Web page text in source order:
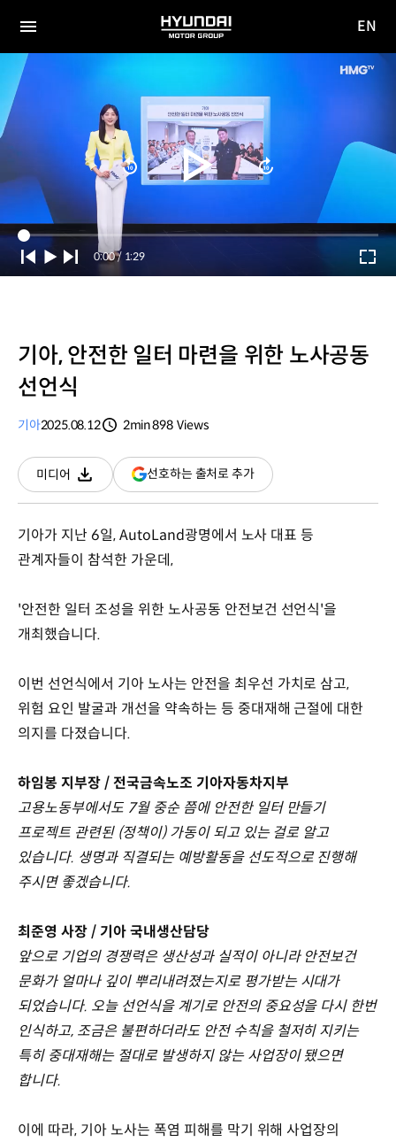
전체
HYUNDAI
MOTOR
사이
EN
Current
Time
0:00 / Duration
1:29
기아, 안전한 일터 마련을 위한 노사공동
선언식
기아2025.08.12
2min898 Views
미디어
다운로드
선호하는 출처로 추가(새
창
기아가 지난 6일, AutoLand광명에서 노사 대표 등
관계자들이 참석한 가운데,
'안전한 일터 조성을 위한 노사공동 안전보건 선언식'을
개최했습니다.
이번 선언식에서 기아 노사는 안전을 최우선 가치로 삼고,
위험 요인 발굴과 개선을 약속하는 등 중대재해 근절에 대한
의지를 다졌습니다.
하임봉 지부장 / 전국금속노조 기아자동차지부
고용노동부에서도 7월 중순 쯤에 안전한 일터 만들기
프로젝트 관련된 (정책이) 가동이 되고 있는 걸로 알고
있습니다. 생명과 직결되는 예방활동을 선도적으로 진행해
주시면 좋겠습니다.
최준영 사장 / 기아 국내생산담당
앞으로 기업의 경쟁력은 생산성과 실적이 아니라 안전보건
문화가 얼마나 깊이 뿌리내려졌는지로 평가받는 시대가
되었습니다. 오늘 선언식을 계기로 안전의 중요성을 다시 한번
인식하고, 조금은 불편하더라도 안전 수칙을 철저히 지키는
특히 중대재해는 절대로 발생하지 않는 사업장이 됐으면
합니다.
이에 따라, 기아 노사는 폭염 피해를 막기 위해 사업장의